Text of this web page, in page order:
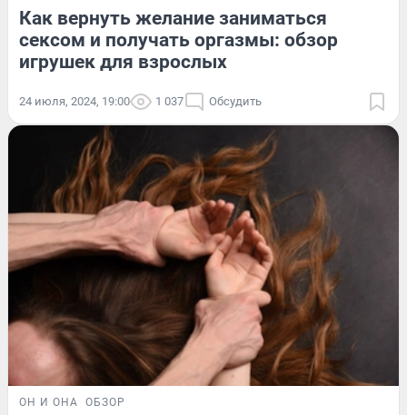
Как вернуть желание заниматься
сексом и получать оргазмы: обзор
игрушек для взрослых
24 июля, 2024, 19:00 1 037 Обсудить
ОН И ОНА ОБЗОР